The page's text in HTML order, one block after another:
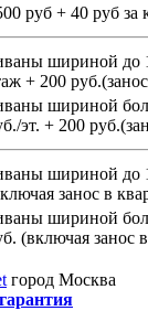
руб + 40 руб
шириной до
+ 200
шириной
эт. + 200
шириной до
занос в
шириной
(включая занос
город Москва
гарантия